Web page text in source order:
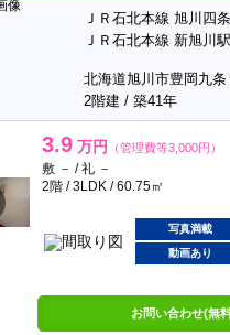
ＪＲ石北本線 旭川四
ＪＲ石北本線 新旭川
北海道旭川市豊岡九
2階建 / 築41年
3.9 万円 （管理費等3,000円）
敷 － / 礼 －
2階 / 3LDK / 60.75㎡
写真満載
動画あり
お問い合わせ(無